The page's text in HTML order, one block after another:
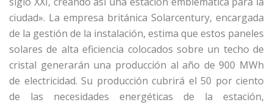
ciudad». La empresa británica Solarcentury, encargada
de la gestión de la instalación, estima que estos paneles
solares de alta eficiencia colocados sobre un techo de
cristal generarán una producción al año de 900 MWh
de electricidad. Su producción cubrirá el 50 por ciento
de las necesidades energéticas de la estación,